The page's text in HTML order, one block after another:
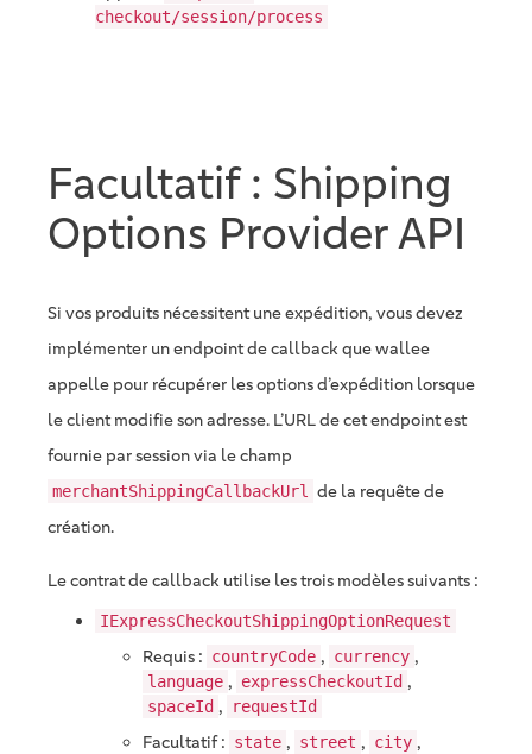
checkout/session/process
Facultatif : Shipping
Options Provider API
Si vos produits nécessitent une expédition, vous devez
implémenter un endpoint de callback que wallee
appelle pour récupérer les options d’expédition lorsque
le client modifie son adresse. L’URL de cet endpoint est
fournie par session via le champ
merchantShippingCallbackUrl
de la requête de
création.
Le contrat de callback utilise les trois modèles suivants :
IExpressCheckoutShippingOptionRequest
Requis : countryCode , currency ,
language , expressCheckoutId ,
spaceId , requestId
Facultatif : state , street , city ,